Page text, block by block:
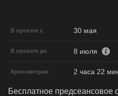
В прокате с 30 мая
В прокате до 8 июля
Хронометраж 2 часа 22
Бесплатное предсеансовое